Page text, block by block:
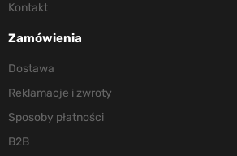
Kontakt
Zamówienia
Dostawa
Reklamacje i zwroty
Sposoby płatności
B2B